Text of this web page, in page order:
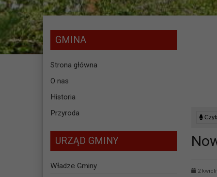
GMINA
Strona główna
O nas
Historia
Przyroda
URZĄD GMINY
Władze Gminy
2